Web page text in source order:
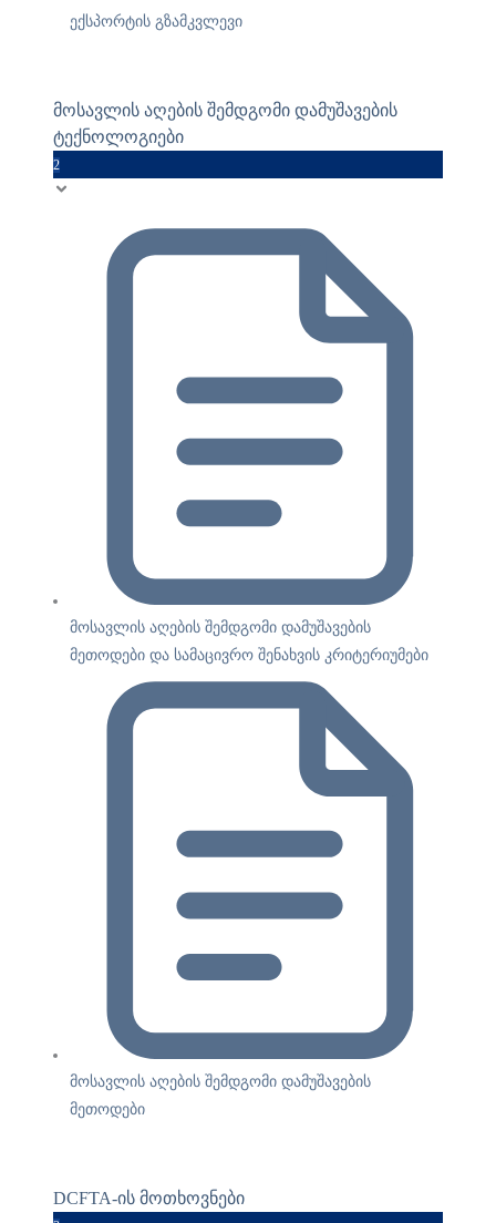
ექსპორტის გზამკვლევი
მოსავლის აღების შემდგომი დამუშავების
ტექნოლოგიები
2
მოსავლის აღების შემდგომი დამუშავების
მეთოდები და სამაცივრო შენახვის კრიტერიუმები
მოსავლის აღების შემდგომი დამუშავების
მეთოდები
DCFTA-ის მოთხოვნები